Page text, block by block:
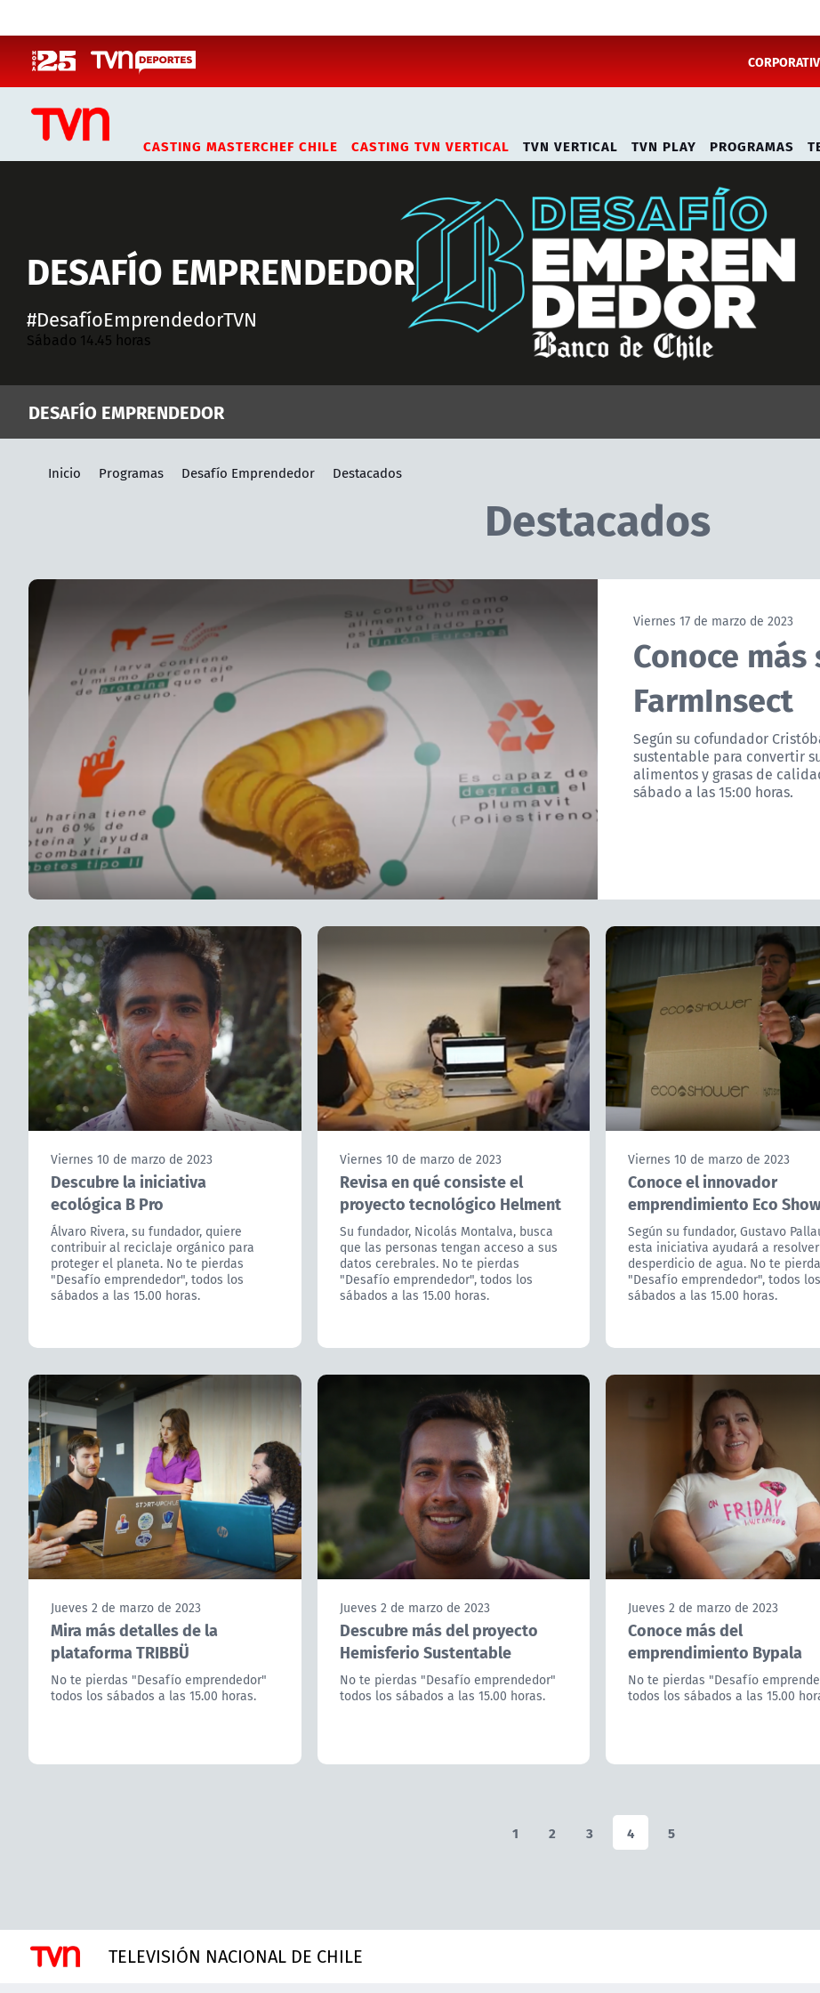
CASTING MASTERCHEF CHILE CASTING TVN VERTICAL TVN VERTICAL TVN PLAY PROGRAMAS
DESAFÍO EMPRENDEDOR
#DesafíoEmprendedorTVN
Sábado 14.45 horas
DESAFÍO EMPRENDEDOR
Inicio Programas Desafío Emprendedor Destacados
Destacados
Viernes 17 de marzo de 2023
Conoce
FarmInsect
Según su cofundador
sustentable para convertir
alimentos y grasas de
sábado a las 15:00 horas.
Viernes 10 de marzo de 2023
Descubre la iniciativa
ecológica B Pro
Álvaro Rivera, su fundador, quiere
contribuir al reciclaje orgánico para
proteger el planeta. No te pierdas
"Desafío emprendedor", todos los
sábados a las 15.00 horas.
Viernes 10 de marzo de 2023
Revisa en qué consiste el
proyecto tecnológico Helment
Su fundador, Nicolás Montalva, busca
que las personas tengan acceso a sus
datos cerebrales. No te pierdas
"Desafío emprendedor", todos los
sábados a las 15.00 horas.
Viernes 10 de marzo de 2023
Conoce el innovador
emprendimiento Eco
Según su fundador, Gustavo
esta iniciativa ayudará a
desperdicio de agua. No te
"Desafío emprendedor", todos los
sábados a las 15.00 horas.
Jueves 2 de marzo de 2023
Mira más detalles de la
plataforma TRIBBÜ
No te pierdas "Desafío emprendedor"
todos los sábados a las 15.00 horas.
Jueves 2 de marzo de 2023
Descubre más del proyecto
Hemisferio Sustentable
No te pierdas "Desafío emprendedor"
todos los sábados a las 15.00 horas.
Jueves 2 de marzo de 2023
Conoce más del
emprendimiento Bypala
No te pierdas "Desafío
todos los sábados a las 15.00
1 2 3 4 5
TELEVISIÓN NACIONAL DE CHILE